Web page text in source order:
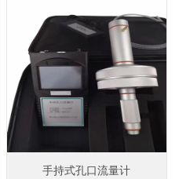
手持式孔口流量计